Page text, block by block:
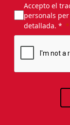
Accepto el
personals
detallada. *